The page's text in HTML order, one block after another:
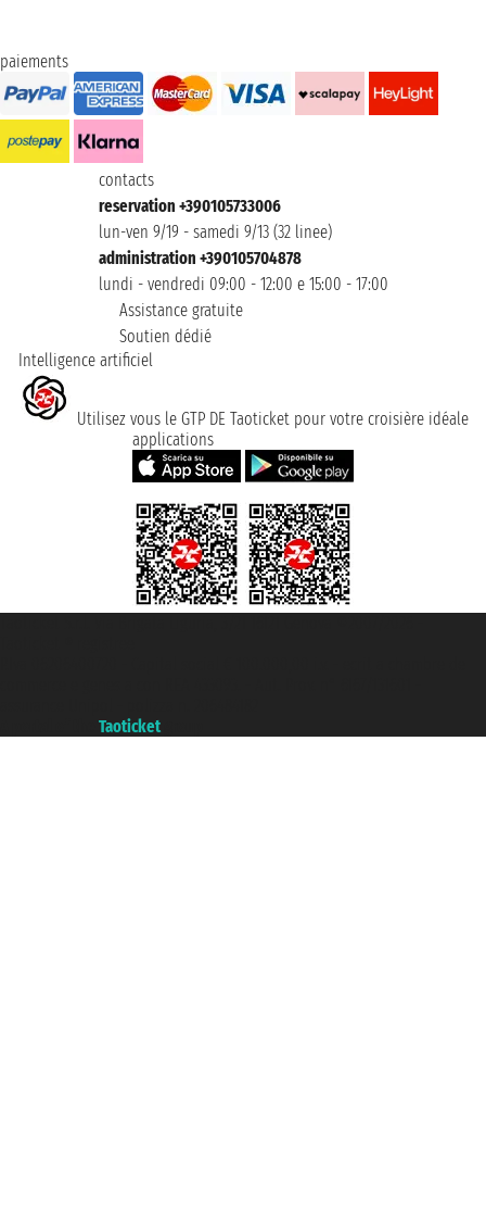
paiements
contacts
reservation +390105733006
lun-ven 9/19 - samedi 9/13 (32 linee)
administration +390105704878
lundi - vendredi 09:00 - 12:00 e 15:00 - 17:00
Assistance gratuite
Soutien dédié
Intelligence artificiel
Utilisez vous le GTP DE Taoticket pour votre croisière idéale
applications
Taoticket